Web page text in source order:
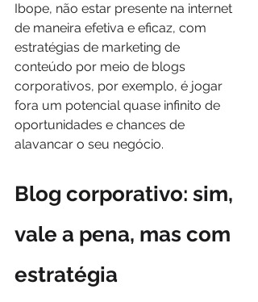
Ibope, não estar presente na internet
de maneira efetiva e eficaz, com
estratégias de marketing de
conteúdo por meio de blogs
corporativos, por exemplo, é jogar
fora um potencial quase infinito de
oportunidades e chances de
alavancar o seu negócio.
Blog corporativo: sim,
vale a pena, mas com
estratégia